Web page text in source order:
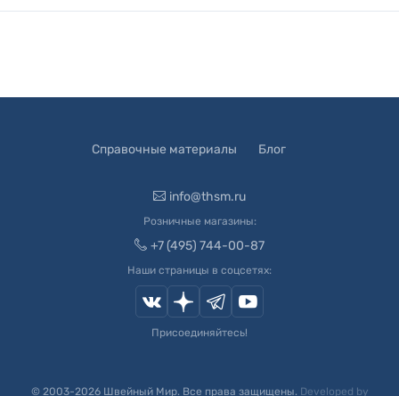
Справочные материалы Блог
info@thsm.ru
Розничные магазины:
+7 (495) 744-00-87
Наши страницы в соцсетях:
Присоединяйтесь!
© 2003-2026Швейный Мир. Все права защищены. Developed by